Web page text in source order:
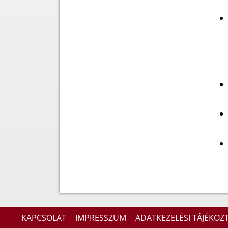
KAPCSOLAT IMPRESSZUM ADATKEZELÉSI